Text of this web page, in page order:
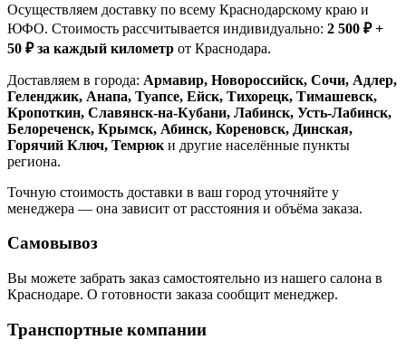
Осуществляем доставку по всему Краснодарскому краю и
ЮФО. Стоимость рассчитывается индивидуально: 2 500 ₽ +
50 ₽ за каждый километр от Краснодара.
Доставляем в города: Армавир, Новороссийск, Сочи, Адлер,
Геленджик, Анапа, Туапсе, Ейск, Тихорецк, Тимашевск,
Кропоткин, Славянск-на-Кубани, Лабинск, Усть-Лабинск,
Белореченск, Крымск, Абинск, Кореновск, Динская,
Горячий Ключ, Темрюк и другие населённые пункты
региона.
Точную стоимость доставки в ваш город уточняйте у
менеджера — она зависит от расстояния и объёма заказа.
Самовывоз
Вы можете забрать заказ самостоятельно из нашего салона в
Краснодаре. О готовности заказа сообщит менеджер.
Транспортные компании